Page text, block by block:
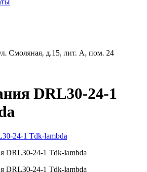
Смоляная, д.15, лит. А, пом. 24
DRL30-24-1